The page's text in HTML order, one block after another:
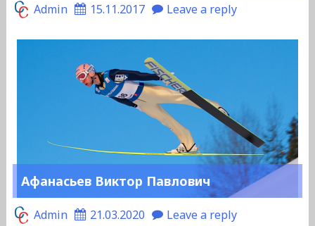
Admin 15.11.2017 Leave a reply
Афанасьев Виктор Павлович
Admin 21.03.2020 Leave a reply